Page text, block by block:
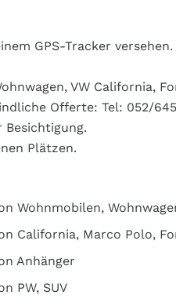
GPS-Tracker versehen.
VW California,
Offerte: Tel: 052/
Besichtigung.
Plätzen.
Wohnmobilen,
California, Marco Polo,
Anhänger
PW, SUV